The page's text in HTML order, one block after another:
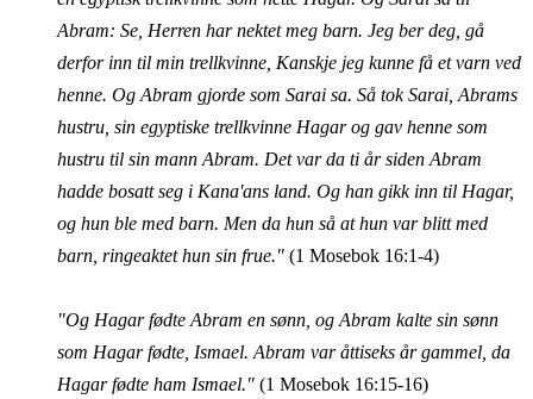
Abram: Se, Herren har nektet meg barn. Jeg ber deg, gå
derfor inn til min trellkvinne, Kanskje jeg kunne få et varn ved
henne. Og Abram gjorde som Sarai sa. Så tok Sarai, Abrams
hustru, sin egyptiske trellkvinne Hagar og gav henne som
hustru til sin mann Abram. Det var da ti år siden Abram
hadde bosatt seg i Kana'ans land. Og han gikk inn til Hagar,
og hun ble med barn. Men da hun så at hun var blitt med
barn, ringeaktet hun sin frue." (1 Mosebok 16:1-4)
"Og Hagar fødte Abram en sønn, og Abram kalte sin sønn
som Hagar fødte, Ismael. Abram var åttiseks år gammel, da
Hagar fødte ham Ismael." (1 Mosebok 16:15-16)